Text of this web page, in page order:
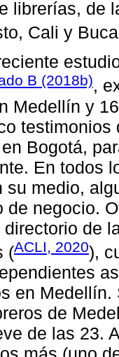
librerías, de
Cali y
B (2018b),
Medellín y
Bogotá,
En todos
su medio,
de negocio.
de
(ACLI, 2020),
en
de
de las 23.